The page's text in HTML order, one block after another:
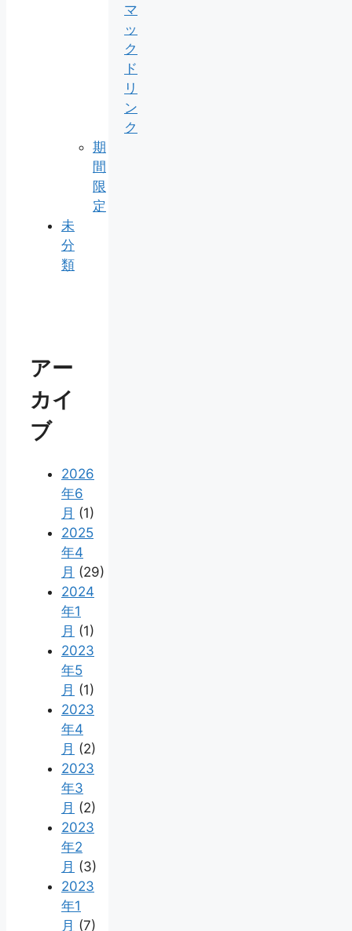
マ
ッ
ク
ド
リ
ン
ク
期
間
限
定
未
分
類
アー
カイ
ブ
2026
年6
月 (1)
2025
年4
月 (29)
2024
年1
月 (1)
2023
年5
月 (1)
2023
年4
月 (2)
2023
年3
月 (2)
2023
年2
月 (3)
2023
年1
月 (7)